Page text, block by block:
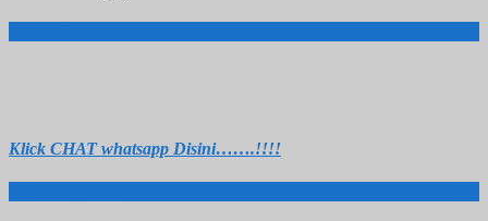
Klick CHAT whatsapp Disini…….!!!!